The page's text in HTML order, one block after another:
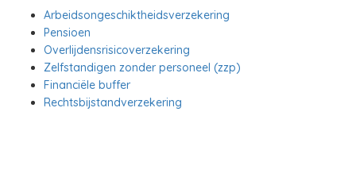
Arbeidsongeschiktheidsverzekering
Pensioen
Overlijdensrisicoverzekering
Zelfstandigen zonder personeel (zzp)
Financiële buffer
Rechtsbijstandverzekering